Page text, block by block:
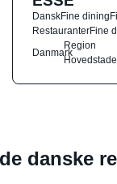
DanskFine dining
RestauranterFine
Danmark
Region
danske